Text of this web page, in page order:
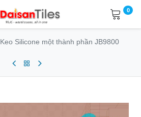
0
Keo Silicone một thành phần JB9800